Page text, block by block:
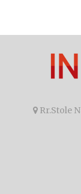
Rr.Stole